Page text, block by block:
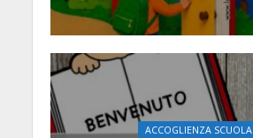
ACCOGLIENZA SCUOLA